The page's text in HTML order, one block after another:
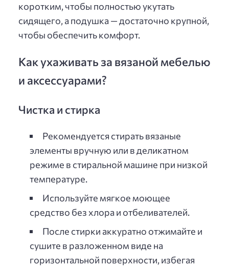
коротким, чтобы полностью укутать
сидящего, а подушка — достаточно крупной,
чтобы обеспечить комфорт.
Как ухаживать за вязаной мебелью
и аксессуарами?
Чистка и стирка
Рекомендуется стирать вязаные
элементы вручную или в деликатном
режиме в стиральной машине при низкой
температуре.
Используйте мягкое моющее
средство без хлора и отбеливателей.
После стирки аккуратно отжимайте и
сушите в разложенном виде на
горизонтальной поверхности, избегая